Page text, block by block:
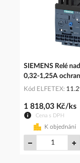
SIEMENS Relé
0,32-1,25A
Kód ELFETEX
Cena s DPH
1 818,03 Kč/ks
K objednání